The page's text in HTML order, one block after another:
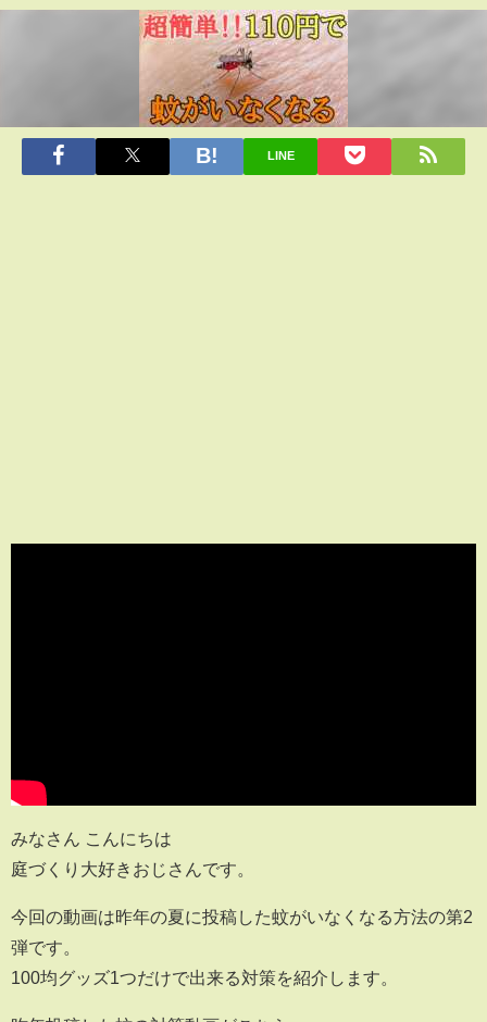
LINE
みなさん こんにちは
庭づくり大好きおじさんです。
今回の動画は昨年の夏に投稿した蚊がいなくなる方法の第2
弾です。
100均グッズ1つだけで出来る対策を紹介します。